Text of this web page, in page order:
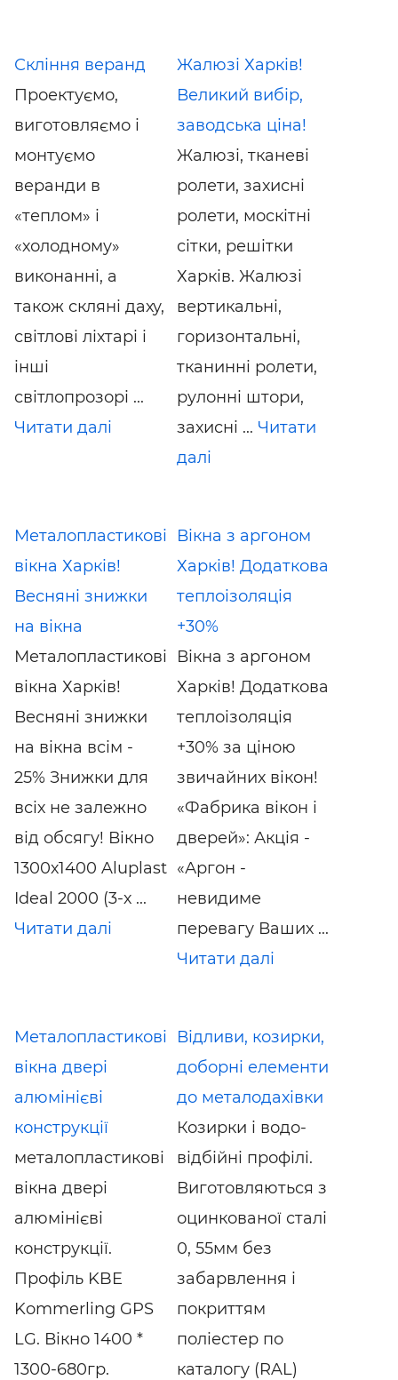
Скління веранд
Проектуємо,
виготовляємо і
монтуємо
веранди в
«теплом» і
«холодному»
виконанні, а
також скляні даху,
світлові ліхтарі і
інші
світлопрозорі ...
Читати далі
Жалюзі Харків!
Великий вибір,
заводська ціна!
Жалюзі, тканеві
ролети, захисні
ролети, москітні
сітки, решітки
Харків. Жалюзі
вертикальні,
горизонтальні,
тканинні ролети,
рулонні штори,
захисні ... Читати
далі
Металопластикові
вікна Харків!
Весняні знижки
на вікна
Металопластикові
вікна Харків!
Весняні знижки
на вікна всім -
25% Знижки для
всіх не залежно
від обсягу! Вікно
1300х1400 Aluplast
Ideal 2000 (3-х ...
Читати далі
Вікна з аргоном
Харків! Додаткова
теплоізоляція
+30%
Вікна з аргоном
Харків! Додаткова
теплоізоляція
+30% за ціною
звичайних вікон!
«Фабрика вікон і
дверей»: Акція -
«Аргон -
невидиме
перевагу Ваших ...
Читати далі
Металопластикові
вікна двері
алюмінієві
конструкції
металопластикові
вікна двері
алюмінієві
конструкції.
Профіль KBE
Kommerling GPS
LG. Вікно 1400 *
1300-680гр.
Відливи, козирки,
доборні елементи
до металодахівки
Козирки і водо-
відбійні профілі.
Виготовляються з
оцинкованої сталі
0, 55мм без
забарвлення і
покриттям
поліестер по
каталогу (RAL)